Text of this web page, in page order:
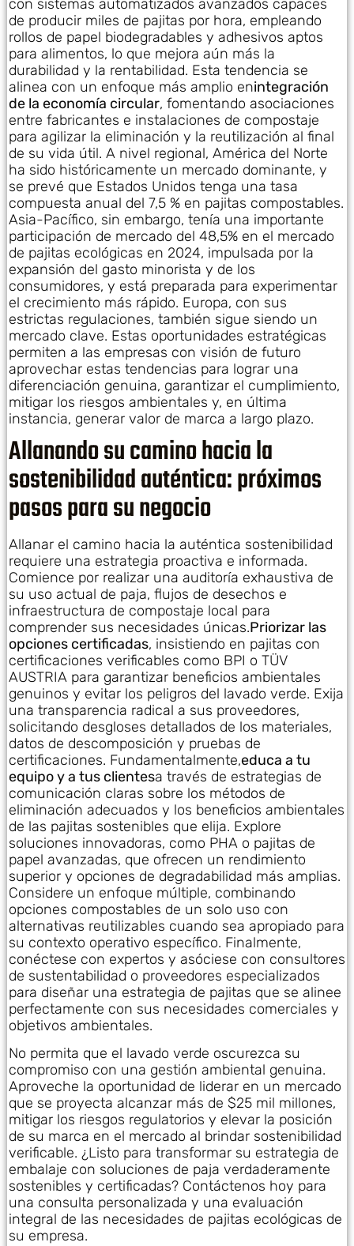
con sistemas automatizados avanzados capaces
de producir miles de pajitas por hora, empleando
rollos de papel biodegradables y adhesivos aptos
para alimentos, lo que mejora aún más la
durabilidad y la rentabilidad. Esta tendencia se
alinea con un enfoque más amplio enintegración
de la economía circular, fomentando asociaciones
entre fabricantes e instalaciones de compostaje
para agilizar la eliminación y la reutilización al final
de su vida útil. A nivel regional, América del Norte
ha sido históricamente un mercado dominante, y
se prevé que Estados Unidos tenga una tasa
compuesta anual del 7,5 % en pajitas compostables.
Asia-Pacífico, sin embargo, tenía una importante
participación de mercado del 48,5% en el mercado
de pajitas ecológicas en 2024, impulsada por la
expansión del gasto minorista y de los
consumidores, y está preparada para experimentar
el crecimiento más rápido. Europa, con sus
estrictas regulaciones, también sigue siendo un
mercado clave. Estas oportunidades estratégicas
permiten a las empresas con visión de futuro
aprovechar estas tendencias para lograr una
diferenciación genuina, garantizar el cumplimiento,
mitigar los riesgos ambientales y, en última
instancia, generar valor de marca a largo plazo.
Allanando su camino hacia la
sostenibilidad auténtica: próximos
pasos para su negocio
Allanar el camino hacia la auténtica sostenibilidad
requiere una estrategia proactiva e informada.
Comience por realizar una auditoría exhaustiva de
su uso actual de paja, flujos de desechos e
infraestructura de compostaje local para
comprender sus necesidades únicas.Priorizar las
opciones certificadas, insistiendo en pajitas con
certificaciones verificables como BPI o TÜV
AUSTRIA para garantizar beneficios ambientales
genuinos y evitar los peligros del lavado verde. Exija
una transparencia radical a sus proveedores,
solicitando desgloses detallados de los materiales,
datos de descomposición y pruebas de
certificaciones. Fundamentalmente,educa a tu
equipo y a tus clientesa través de estrategias de
comunicación claras sobre los métodos de
eliminación adecuados y los beneficios ambientales
de las pajitas sostenibles que elija. Explore
soluciones innovadoras, como PHA o pajitas de
papel avanzadas, que ofrecen un rendimiento
superior y opciones de degradabilidad más amplias.
Considere un enfoque múltiple, combinando
opciones compostables de un solo uso con
alternativas reutilizables cuando sea apropiado para
su contexto operativo específico. Finalmente,
conéctese con expertos y asóciese con consultores
de sustentabilidad o proveedores especializados
para diseñar una estrategia de pajitas que se alinee
perfectamente con sus necesidades comerciales y
objetivos ambientales.
No permita que el lavado verde oscurezca su
compromiso con una gestión ambiental genuina.
Aproveche la oportunidad de liderar en un mercado
que se proyecta alcanzar más de $25 mil millones,
mitigar los riesgos regulatorios y elevar la posición
de su marca en el mercado al brindar sostenibilidad
verificable. ¿Listo para transformar su estrategia de
embalaje con soluciones de paja verdaderamente
sostenibles y certificadas? Contáctenos hoy para
una consulta personalizada y una evaluación
integral de las necesidades de pajitas ecológicas de
su empresa.